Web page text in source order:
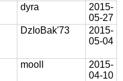
dyra
2015-
05-27
DzIoBak'73
2015-
05-04
mooll
2015-
04-10